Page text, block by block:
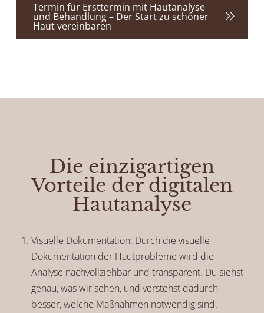
Termin für Ersttermin mit Hautanalyse
und Behandlung – Der Start zu schöner
Haut vereinbaren
Die einzigartigen
Vorteile der digitalen
Hautanalyse
Visuelle Dokumentation: Durch die visuelle
Dokumentation der Hautprobleme wird die
Analyse nachvollziehbar und transparent. Du siehst
genau, was wir sehen, und verstehst dadurch
besser, welche Maßnahmen notwendig sind.